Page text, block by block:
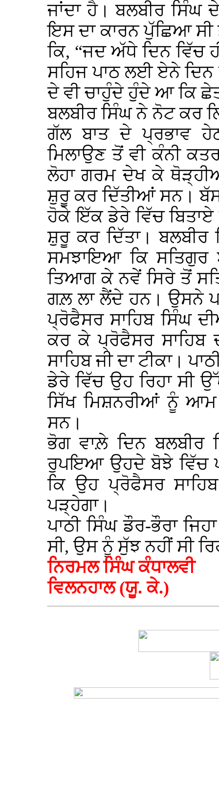
ਜਾਂਦਾ ਹੈ। ਬਲਬੀਰ
ਇਸ ਦਾ ਕਾਰਨ ਪੁੱਛਿਆ ਸੀ
ਕਿ, “ਜਦ ਅੱਧੇ ਦਿਨ ਵਿੱਚ
ਸਹਿਜ ਪਾਠ ਲਈ ਏਨੇ ਦਿਨ
ਦੇ ਵੀ ਚਾਹੁੰਦੇ ਹੁੰਦੇ ਆ ਕਿ
ਬਲਬੀਰ ਸਿੰਘ ਨੇ ਨੋਟ ਕਰ
ਗੱਲ ਬਾਤ ਦੇ ਪ੍ਰਭਾਵ
ਮਿਲਾਉਣ ਤੋਂ ਵੀ ਕੰਨੀ
ਲੋਹਾ ਗਰਮ ਦੇਖ ਕੇ
ਸ਼ੁਰੂ ਕਰ ਦਿੱਤੀਆਂ ਸਨ। ਬੱਸ
ਹੋਕੇ ਇੱਕ ਡੇਰੇ ਵਿੱਚ
ਸ਼ੁਰੂ ਕਰ ਦਿੱਤਾ।
ਸਮਝਾਇਆ ਕਿ ਸਤਿਗੁਰ
ਤਿਆਗ ਕੇ ਨਵੇਂ ਸਿਰੇ ਤੋਂ
ਗਲ਼ ਲਾ ਲੈਂਦੇ ਹਨ। ਉਸਨੇ
ਪ੍ਰੋਫੈਸਰ ਸਾਹਿਬ ਸਿੰਘ
ਕਰ ਕੇ ਪ੍ਰੋਫੈਸਰ ਸਾਹਿਬ
ਸਾਹਿਬ ਜੀ ਦਾ ਟੀਕਾ।
ਡੇਰੇ ਵਿੱਚ ਉਹ ਰਿਹਾ ਸੀ
ਸਿੱਖ ਮਿਸ਼ਨਰੀਆਂ ਨੂੰ
ਸਨ।
ਭੋਗ ਵਾਲ਼ੇ ਦਿਨ ਬਲਬੀਰ
ਰੁਪਇਆ ਉਹਦੇ ਬੋਝੇ ਵਿੱਚ
ਕਿ ਉਹ ਪ੍ਰੋਫੈਸਰ
ਪੜ੍ਹੇਗਾ।
ਪਾਠੀ ਸਿੰਘ ਡੌਰ-ਭੌਰਾ
ਸੀ, ਉਸ ਨੂੰ ਸੁੱਝ ਨਹੀਂ ਸੀ
ਨਿਰਮਲ ਸਿੰਘ ਕੰਧਾਲਵੀ
ਵਿਲਨਹਾਲ (ਯੂ. ਕੇ.)